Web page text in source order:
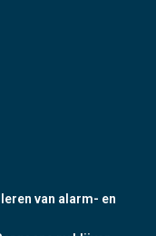
van alarm- en